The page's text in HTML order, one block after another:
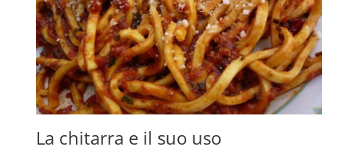
La chitarra e il suo uso